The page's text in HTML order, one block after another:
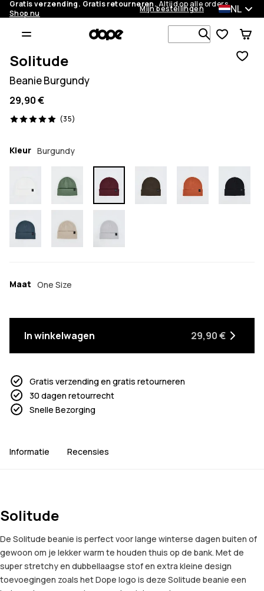
Gratis verzending. Gratis retourneren.Altijd op alle orders.
Shop nu
Mijn bestellingen NL
Zoek in 1
Solitude
Beanie Burgundy
29,90 €
(35)
35 beoordelingen, 5/5
Kleur Burgundy
Maat One Size
In winkelwagen 29,90 €
Gratis verzending en gratis retourneren
30 dagen retourrecht
Snelle Bezorging
Informatie Recensies
Solitude
De Solitude beanie is perfect voor lange winterse dagen buiten of
gewoon om je lekker warm te houden thuis op de bank. Met de
super stretchy en dubbellaagse stof en extra kleine design
toevoegingen zoals het Dope logo is deze Solitude beanie een